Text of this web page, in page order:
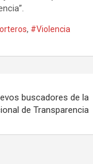
, #Violencia
buscadores de la
de Transparencia